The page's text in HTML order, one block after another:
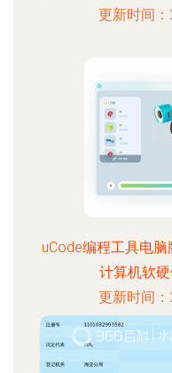
更新时间
uCode编程工具电
计算机软
更新时间